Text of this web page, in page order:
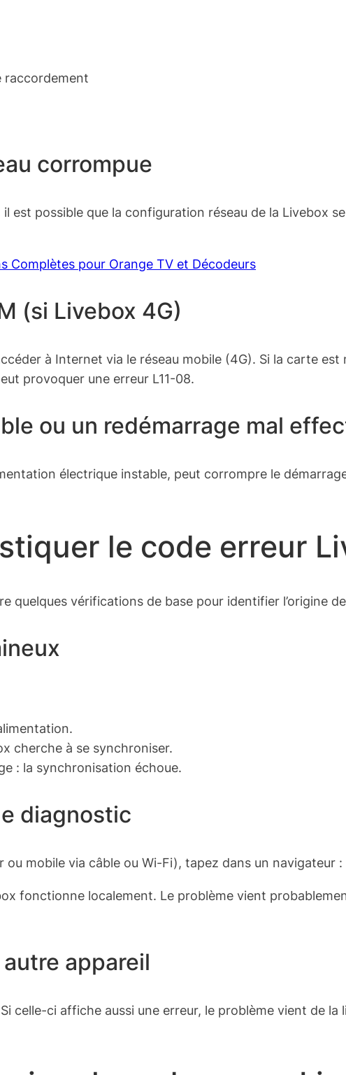
raccordement
corrompue
est possible que la configuration réseau de la Livebox
Complètes pour Orange TV et Décodeurs
(si Livebox 4G)
à Internet via le réseau mobile (4G). Si la carte
provoquer une erreur L11-08.
ou un redémarrage mal
électrique instable, peut corrompre le
le code erreur
quelques vérifications de base pour identifier l’origine
cherche à se synchroniser.
: la synchronisation échoue.
diagnostic
mobile via câble ou Wi-Fi), tapez dans un navigateur :
fonctionne localement. Le problème vient
appareil
celle-ci affiche aussi une erreur, le problème vient de